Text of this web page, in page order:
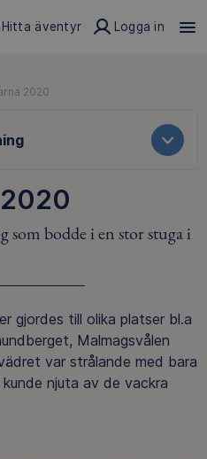
Hitta äventyr Logga in
2020
som bodde i en stor stuga i
gjordes till olika platser bl.a
Malmagsvålen
var strålande med bara
njuta av de vackra